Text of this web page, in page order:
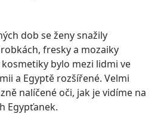
dob se ženy snažily
fresky a mozaiky
bylo mezi lidmi ve
a Egyptě rozšířené. Velmi
nalíčené oči, jak je vidíme na
Egypťanek.